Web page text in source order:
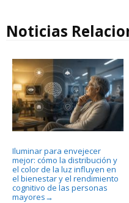
Noticias
Iluminar para envejecer
mejor: cómo la distribución y
el color de la luz influyen en
el bienestar y el rendimiento
cognitivo de las personas
mayores →